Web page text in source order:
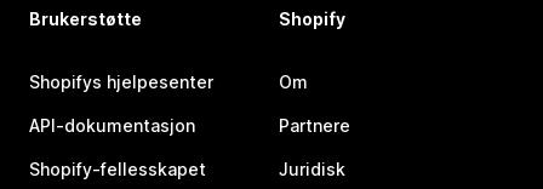
Brukerstøtte
Shopifys hjelpesenter
API-dokumentasjon
Shopify-fellesskapet
Shopify
Om
Partnere
Juridisk